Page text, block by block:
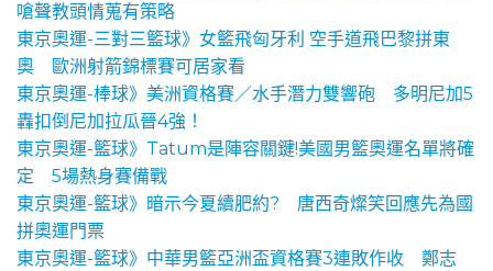
嗆聲教頭情蒐有策略
東京奧運-三對三籃球》女籃飛匈牙利 空手道飛巴黎拼東
奧 歐洲射箭錦標賽可居家看
東京奧運-棒球》美洲資格賽／水手潛力雙響砲 多明尼加5
轟扣倒尼加拉瓜晉4強！
東京奧運-籃球》Tatum是陣容關鍵!美國男籃奧運名單將確
定 5場熱身賽備戰
東京奧運-籃球》暗示今夏續肥約? 唐西奇燦笑回應先為國
拼奧運門票
東京奧運-籃球》中華男籃亞洲盃資格賽3連敗作收 鄭志